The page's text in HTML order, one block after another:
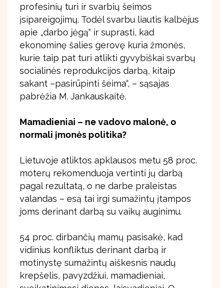
profesinių turi ir svarbių šeimos
įsipareigojimų. Todėl svarbu liautis kalbėjus
apie „darbo jėgą“ ir suprasti, kad
ekonominę šalies gerovę kuria žmonės,
kurie taip pat turi atlikti gyvybiškai svarbų
socialinės reprodukcijos darbą, kitaip
sakant –pasirūpinti šeima“, – sąsajas
pabrėžia M. Jankauskaitė.
Mamadieniai – ne vadovo malonė, o
normali įmonės politika?
Lietuvoje atliktos apklausos metu 58 proc.
moterų rekomenduoja vertinti jų darbą
pagal rezultatą, o ne darbe praleistas
valandas – esą tai irgi sumažintų įtampos
joms derinant darbą su vaikų auginimu.
54 proc. dirbančių mamų pasisakė, kad
vidinius konfliktus derinant darbą ir
motinystę sumažintų aiškesnis naudų
krepšelis, pavyzdžiui, mamadieniai,